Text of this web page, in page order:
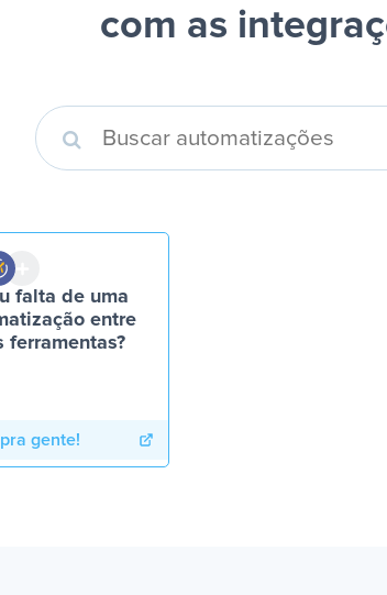
com as
falta de uma
entre
ferramentas?
gente!